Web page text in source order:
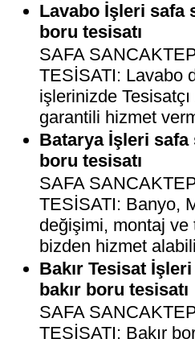
Lavabo İşleri safa
boru tesisatı
SAFA
TESİSATI: Lavabo
işlerinizde
garantili hizmet
Batarya İşleri safa
boru tesisatı
SAFA
TESİSATI: Banyo,
değişimi, montaj ve
bizden hizmet
Bakır Tesisat
bakır boru tesisatı
SAFA
TESİSATI: Bakır